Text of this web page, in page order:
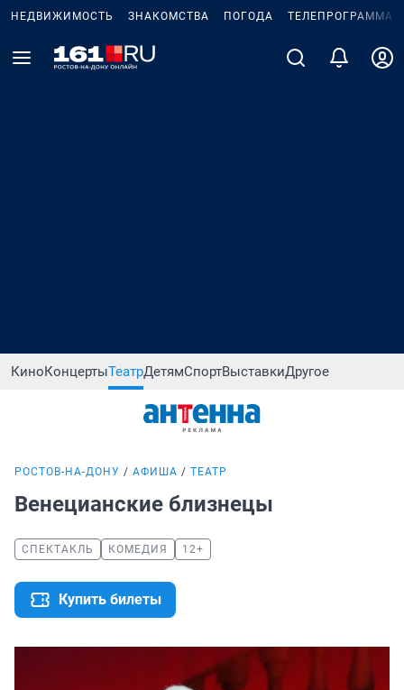
НЕДВИЖИМОСТЬ ЗНАКОМСТВА ПОГОДА ТЕЛЕПРОГРАММА
КиноКонцертыТеатрДетямСпортВыставкиДругое
РОСТОВ-НА-ДОНУ АФИША ТЕАТР
Венецианские близнецы
СПЕКТАКЛЬ КОМЕДИЯ 12+
Купить билеты